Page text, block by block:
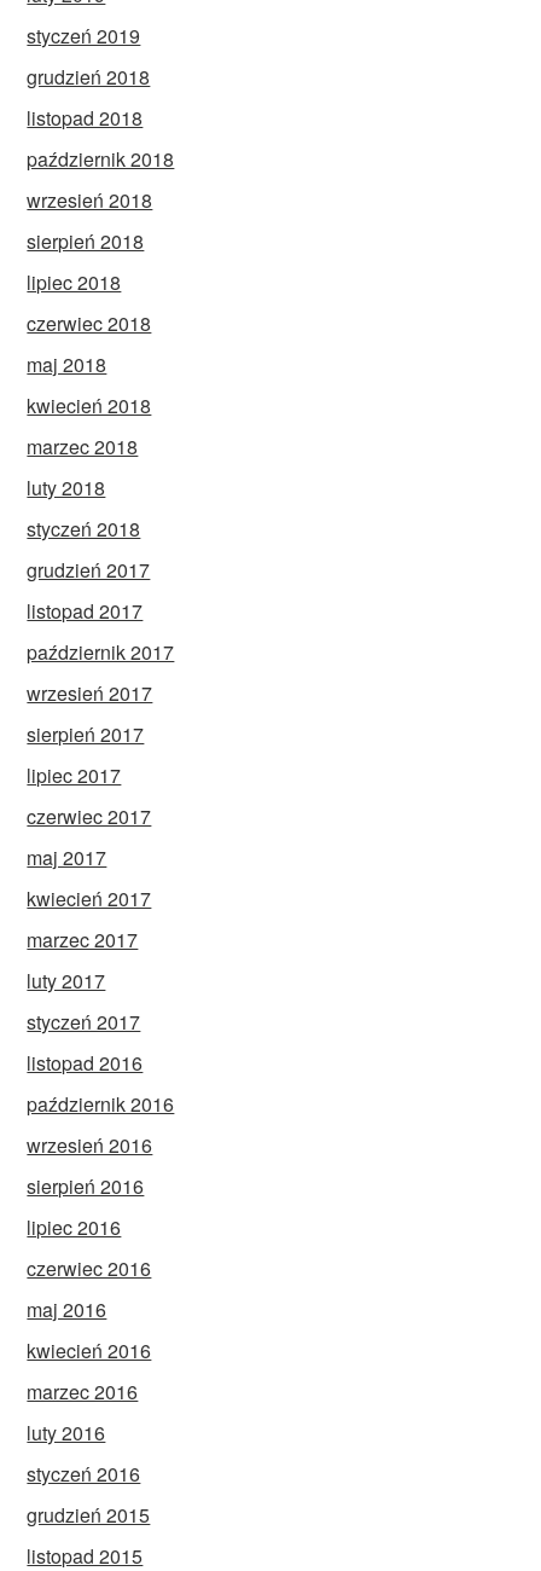
styczeń 2019
grudzień 2018
listopad 2018
październik 2018
wrzesień 2018
sierpień 2018
lipiec 2018
czerwiec 2018
maj 2018
kwiecień 2018
marzec 2018
luty 2018
styczeń 2018
grudzień 2017
listopad 2017
październik 2017
wrzesień 2017
sierpień 2017
lipiec 2017
czerwiec 2017
maj 2017
kwiecień 2017
marzec 2017
luty 2017
styczeń 2017
listopad 2016
październik 2016
wrzesień 2016
sierpień 2016
lipiec 2016
czerwiec 2016
maj 2016
kwiecień 2016
marzec 2016
luty 2016
styczeń 2016
grudzień 2015
listopad 2015